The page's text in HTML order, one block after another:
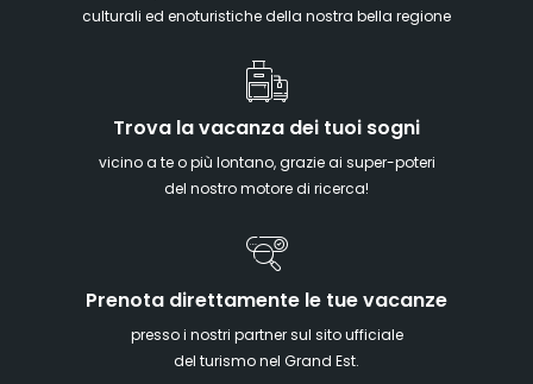
culturali ed enoturistiche della nostra bella regione
Trova la vacanza dei tuoi sogni
vicino a te o più lontano, grazie ai super-poteri
del nostro motore di ricerca!
Prenota direttamente le tue vacanze
presso i nostri partner sul sito ufficiale
del turismo nel Grand Est.